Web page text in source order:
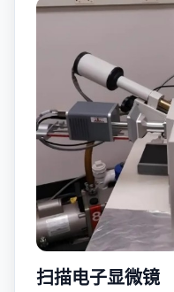
扫描电子显微镜